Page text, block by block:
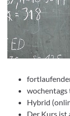
wochentags
Hybrid
Der Kurs ist